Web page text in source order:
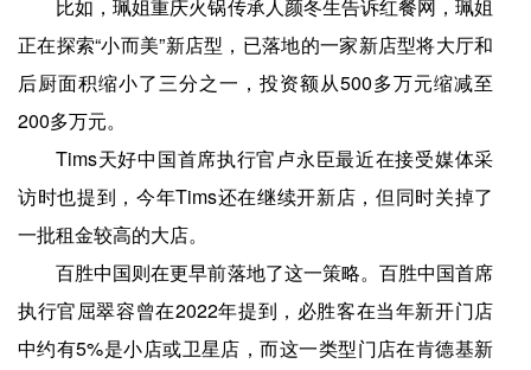
比如，珮姐重庆火锅传承人颜冬生告诉红餐网，珮姐
正在探索“小而美”新店型，已落地的一家新店型将大厅和
后厨面积缩小了三分之一，投资额从500多万元缩减至
200多万元。
Tims天好中国首席执行官卢永臣最近在接受媒体采
访时也提到，今年Tims还在继续开新店，但同时关掉了
一批租金较高的大店。
百胜中国则在更早前落地了这一策略。百胜中国首席
执行官屈翠容曾在2022年提到，必胜客在当年新开门店
中约有5%是小店或卫星店，而这一类型门店在肯德基新